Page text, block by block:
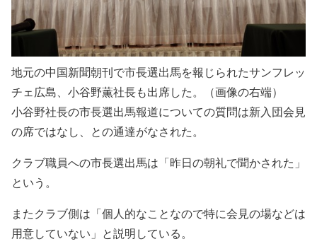
地元の中国新聞朝刊で市長選出馬を報じられたサンフレッ
チェ広島、小谷野薫社長も出席した。（画像の右端）
小谷野社長の市長選出馬報道についての質問は新入団会見
の席ではなし、との通達がなされた。
クラブ職員への市長選出馬は「昨日の朝礼で聞かされた」
という。
またクラブ側は「個人的なことなので特に会見の場などは
用意していない」と説明している。